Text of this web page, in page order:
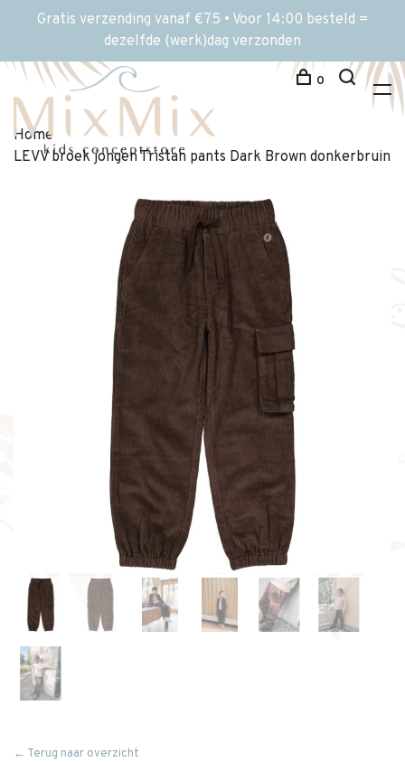
Gratis verzending vanaf €75 • Voor 14:00 besteld =
dezelfde (werk)dag verzonden
0
Home
LEVV broek jongen Tristan pants Dark Brown donkerbruin
← Terug naar overzicht